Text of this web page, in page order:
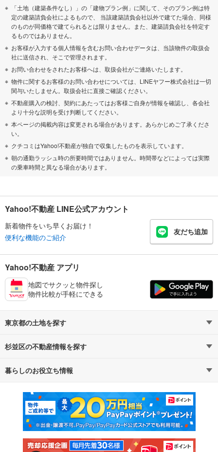
「土地（建築条件なし）」の「建物プラン例」に関して、そのプラン例は特
定の建築請負会社によるもので、 当該建築請負会社以外で建てた場合、同様
のものが同価格で建てられるとは限りません。また、建築請負会社を特定す
るものではありません。
お客様が入力する個人情報を含むお問い合わせデータは、当該物件の取扱会
社に送信され、そこで管理されます。
お問い合わせをされたお客様へは、取扱会社がご連絡いたします。
物件に関するお客様のお問い合わせについては、LINEヤフー株式会社は一切
関与いたしません。取扱会社に直接ご確認ください。
不動産購入の検討、契約にあたってはお客様ご自身が情報を確認し、各会社
より十分な説明を受け判断してください。
本ページの掲載内容は変更される場合があります。あらかじめご了承くださ
い。
クチコミはYahoo!不動産が独自で収集したものを表示しています。
朝の通勤ラッシュ時の所要時間ではありません。時間帯などによっては実際
の乗車時間と異なる場合があります。
Yahoo!不動産 LINE公式アカウント
新着物件をいち早くお届け！
便利な機能のご紹介
友だち追加
Yahoo!不動産 アプリ
地図でサクッと物件探し
物件比較が手軽にできる
東京都の土地を探す
路線・駅から探す
通勤・通学時間から探す
杉並区の不動産情報を探す
不動産・住宅
新築マンション 中古マンション
新築一戸建て 中古一戸建て
注文住宅 土地
暮らしのお役立ち情報
マンションカタログ 教えて！住まいの先生